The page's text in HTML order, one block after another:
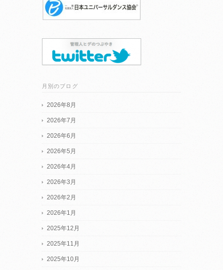
月別のブログ
2026年8月
2026年7月
2026年6月
2026年5月
2026年4月
2026年3月
2026年2月
2026年1月
2025年12月
2025年11月
2025年10月